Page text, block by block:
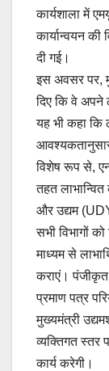
कार्यशाला में
कार्यान्वयन
दी गई।
इस अवसर पर,
दिए कि वे अपने
यह भी कहा कि
विशेष रूप से,
तहत
और उद्यम
सभी विभागों
माध्यम से
कराएं।
प्रमाण पत्र
मुख्यमंत्री
व्यक्तिगत स्तर
कार्य करेगी।